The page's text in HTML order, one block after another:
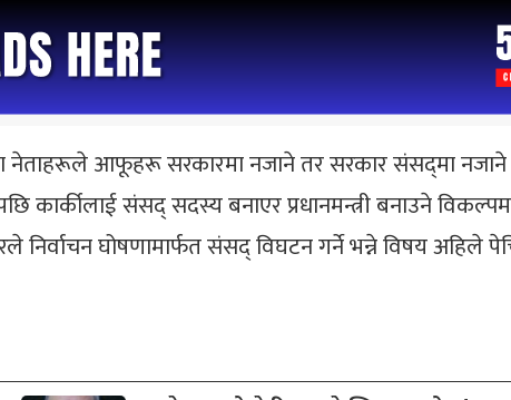
आफूहरू सरकारमा नजाने तर सरकार संसद्‍मा नजाने
संसद् सदस्य बनाएर प्रधानमन्त्री बनाउने
घोषणामार्फत संसद् विघटन गर्ने भन्ने विषय अहिले